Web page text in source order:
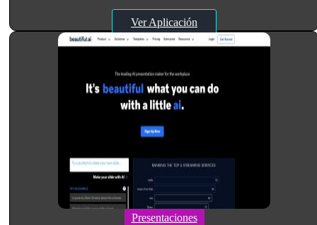
Ver Aplicación
Presentaciones